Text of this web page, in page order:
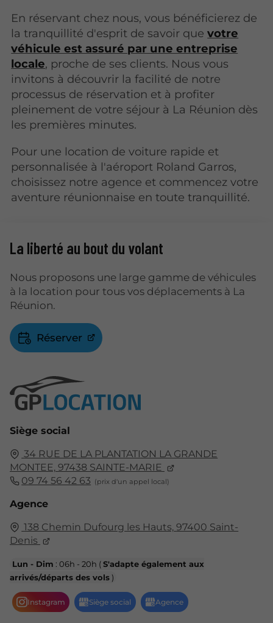
En réservant chez nous, vous bénéficierez de
la tranquillité d'esprit de savoir quevotre
véhicule est assuré par une entreprise
locale, proche de ses clients. Nous vous
invitons à découvrir la facilité de notre
processus de réservation et à profiter
pleinement de votre séjour à La Réunion dès
les premières minutes.
Pour une location de voiture rapide et
personnalisée à l'aéroport Roland Garros,
choisissez notre agence et commencez votre
aventure réunionnaise en toute tranquillité.
Siège social
34 RUE DE LA PLANTATION LA GRANDE
MONTEE, 97438 SAINTE-MARIE
09 74 56 42 63
Agence
138 Chemin Dufourg les Hauts, 97400 Saint-
Denis
Lun - Dim : 06h - 20h (S'adapte également aux
arrivés/départs des vols )
La liberté au bout du volant
Nous proposons une large gamme de véhicules
à la location pour tous vos déplacements à La
Réunion.
Réserver